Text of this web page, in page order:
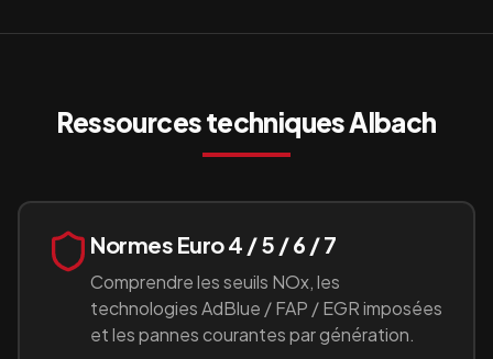
Ressources techniquesAlbach
Normes Euro 4 / 5 / 6 / 7
Comprendre les seuils NOx, les
technologies AdBlue / FAP / EGR imposées
et les pannes courantes par génération.